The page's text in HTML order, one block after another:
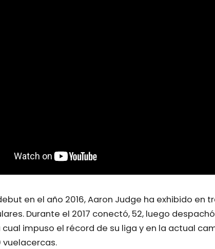
en el año 2016, Aaron Judge ha exhibido en
Durante el 2017 conectó, 52, luego
cual impuso el récord de su liga y en la actual
vuelacercas.